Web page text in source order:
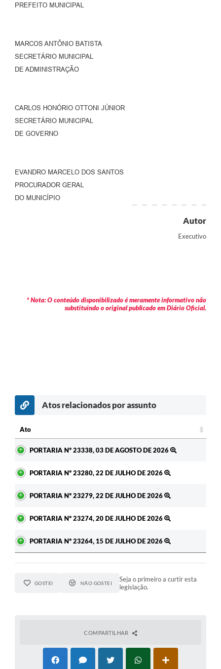
PREFEITO MUNICIPAL
MARCOS ANTÔNIO BATISTA
SECRETÁRIO MUNICIPAL
DE ADMINISTRAÇÃO
CARLOS HONÓRIO OTTONI JÚNIOR
SECRETÁRIO MUNICIPAL
DE GOVERNO
EVANDRO MARCELO DOS SANTOS
PROCURADOR GERAL
DO MUNICÍPIO
Autor
Executivo
* Nota: O conteúdo disponibilizado é meramente informativo não
substituindo o original publicado em Diário Oficial.
Atos relacionados por assunto
Ato
PORTARIA Nº 23338, 03 DE AGOSTO DE 2026
PORTARIA Nº 23280, 22 DE JULHO DE 2026
PORTARIA Nº 23279, 22 DE JULHO DE 2026
PORTARIA Nº 23274, 20 DE JULHO DE 2026
PORTARIA Nº 23264, 15 DE JULHO DE 2026
GOSTEI NÃO GOSTEI
Seja o primeiro a curtir esta
legislação.
COMPARTILHAR